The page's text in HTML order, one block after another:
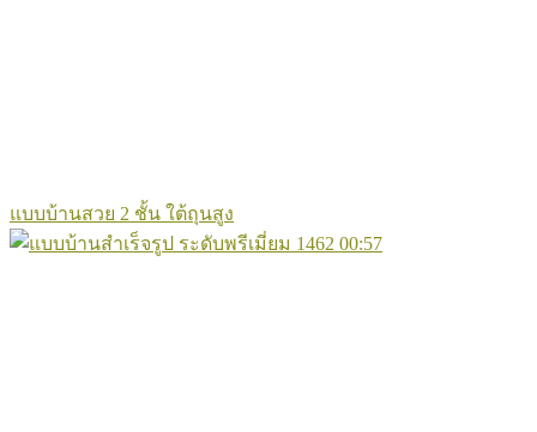
แบบบ้านสวย 2 ชั้น ใต้ถุนสูง
1462 00:57